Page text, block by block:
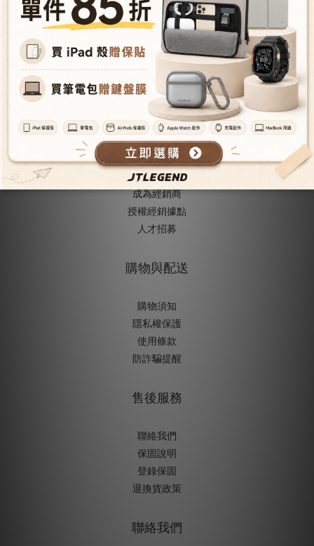
關於我們
關於JTLEGEND
成為VIP會員
型號導覽
會員推薦機制
成為經銷商
授權經銷據點
人才招募
購物與配送
購物須知
隱私權保護
使用條款
防詐騙提醒
售後服務
聯絡我們
保固說明
登錄保固
退換貨政策
聯絡我們